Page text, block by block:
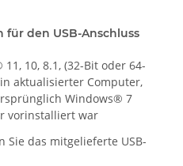
für den USB-Anschluss
10, 8.1, (32-Bit oder 64-
aktualisierter Computer,
Windows® 7
vorinstalliert war
Sie das mitgelieferte USB-